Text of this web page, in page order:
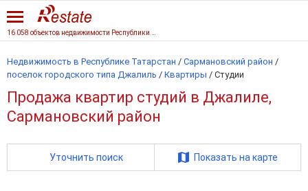
Недвижимость в Республике Татарстан / Сармановский район /
поселок городского типа Джалиль / Квартиры / Студии
Продажа квартир студий в Джалиле,
Сармановский район
Уточнить поиск Показать на карте